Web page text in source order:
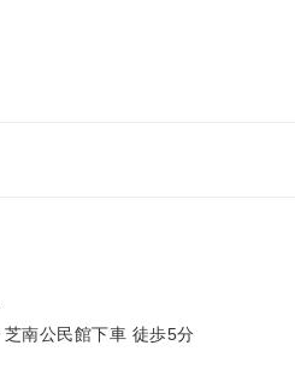
南公民館下車 徒歩5分